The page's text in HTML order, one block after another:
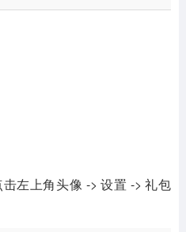
左上角头像 -> 设置 -> 礼包